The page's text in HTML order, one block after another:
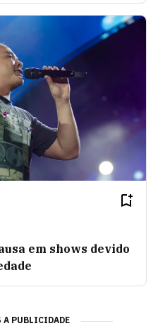
em shows devido
A PUBLICIDADE